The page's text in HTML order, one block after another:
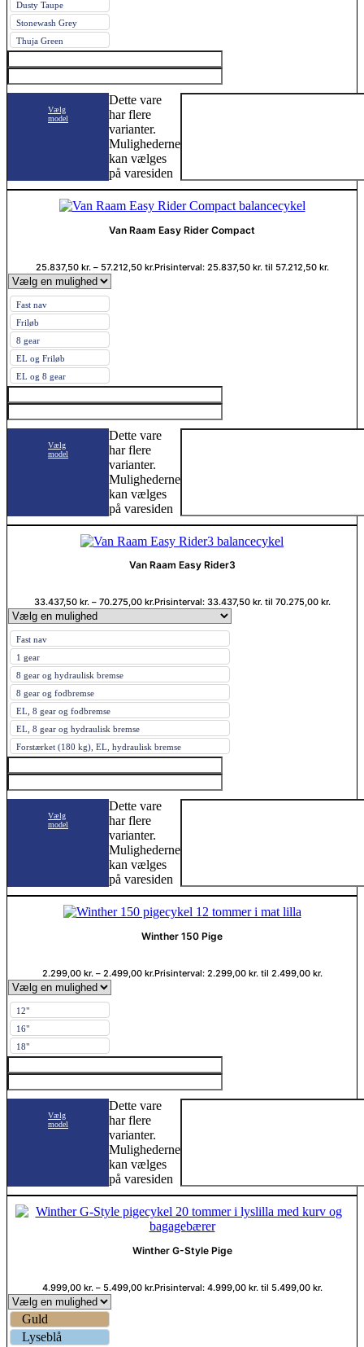
Dusty Taupe
Stonewash Grey
Thuja Green
Vælg
model
Dette vare
har flere
varianter.
Mulighederne
kan vælges
på varesiden
Van Raam Easy Rider Compact
25.837,50 kr. – 57.212,50 kr.Prisinterval: 25.837,50 kr. til 57.212,50 kr.
Fast nav
Friløb
8 gear
EL og Friløb
EL og 8 gear
Vælg
model
Dette vare
har flere
varianter.
Mulighederne
kan vælges
på varesiden
Van Raam Easy Rider3
33.437,50 kr. – 70.275,00 kr.Prisinterval: 33.437,50 kr. til 70.275,00 kr.
Fast nav
1 gear
8 gear og hydraulisk bremse
8 gear og fodbremse
EL, 8 gear og fodbremse
EL, 8 gear og hydraulisk bremse
Forstærket (180 kg), EL, hydraulisk bremse
Vælg
model
Dette vare
har flere
varianter.
Mulighederne
kan vælges
på varesiden
Winther 150 Pige
2.299,00 kr. – 2.499,00 kr.Prisinterval: 2.299,00 kr. til 2.499,00 kr.
12"
16"
18"
Vælg
model
Dette vare
har flere
varianter.
Mulighederne
kan vælges
på varesiden
Winther G-Style Pige
4.999,00 kr. – 5.499,00 kr.Prisinterval: 4.999,00 kr. til 5.499,00 kr.
Guld
Lyseblå